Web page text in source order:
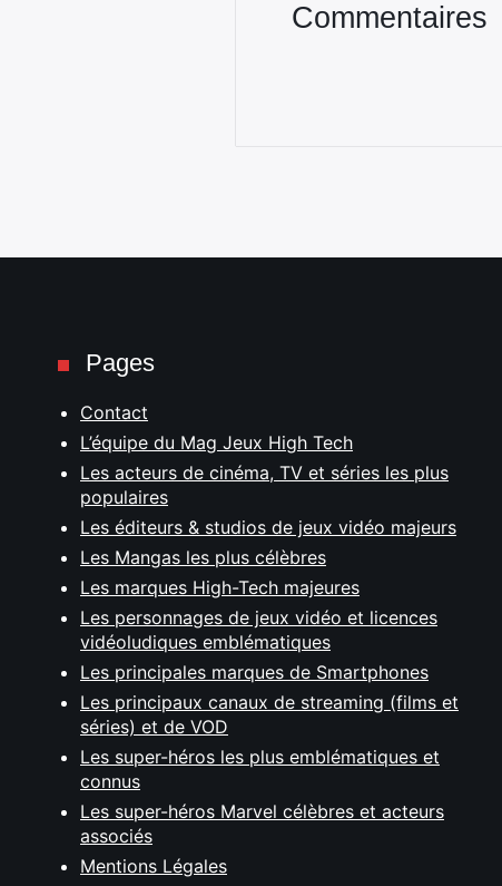
Commentaires
Pages
Contact
L’équipe du Mag Jeux High Tech
Les acteurs de cinéma, TV et séries les plus
populaires
Les éditeurs & studios de jeux vidéo majeurs
Les Mangas les plus célèbres
Les marques High-Tech majeures
Les personnages de jeux vidéo et licences
vidéoludiques emblématiques
Les principales marques de Smartphones
Les principaux canaux de streaming (films et
séries) et de VOD
Les super-héros les plus emblématiques et
connus
Les super-héros Marvel célèbres et acteurs
associés
Mentions Légales